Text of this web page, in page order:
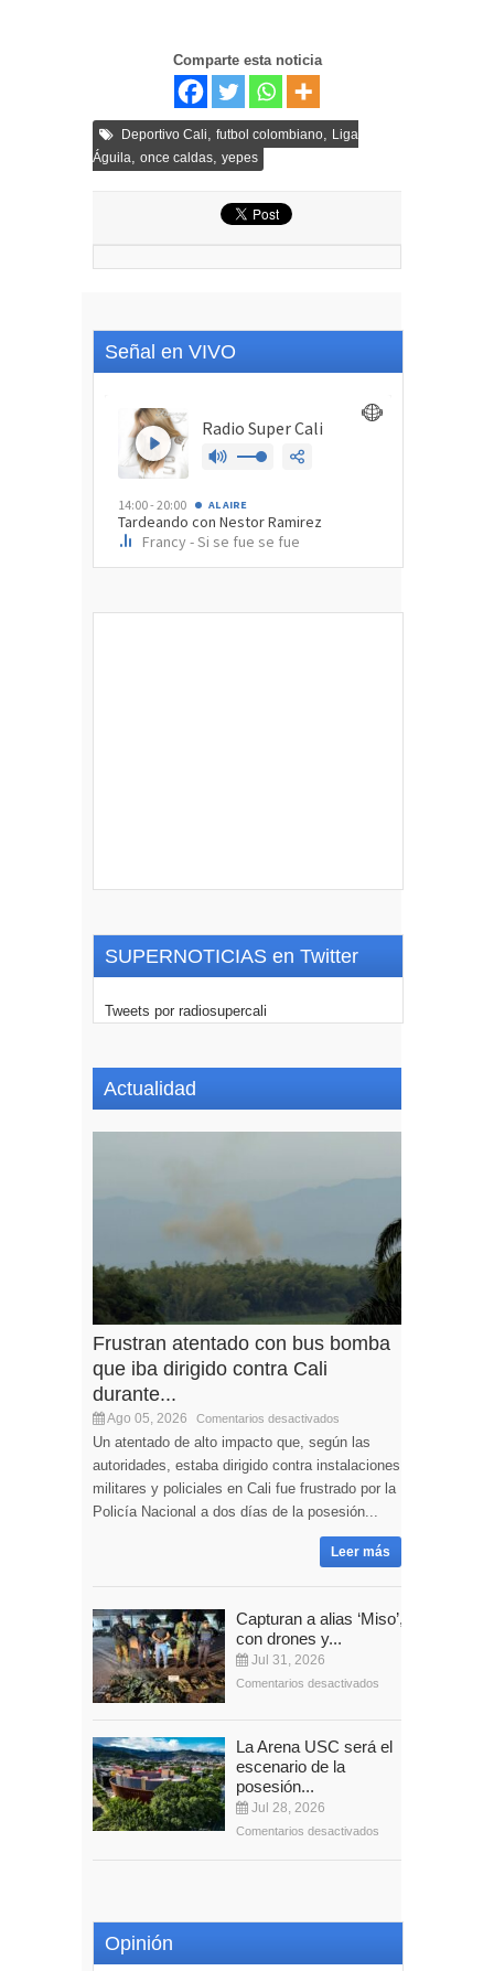
Comparte esta noticia
Deportivo Cali futbol colombiano
Liga
Águila
once caldas yepes
Señal en VIVO
SUPERNOTICIAS en Twitter
Tweets por radiosupercali
Actualidad
Frustran atentado con bus bomba
que iba dirigido contra Cali
durante...
Ago 05, 2026 Comentarios desactivados
Un atentado de alto impacto que, según las
autoridades, estaba dirigido contra instalaciones
militares y policiales en Cali fue frustrado por la
Policía Nacional a dos días de la posesión...
Leer más
Capturan a alias ‘Miso’,
con drones y...
Jul 31, 2026
Comentarios desactivados
La Arena USC será el
escenario de la
posesión...
Jul 28, 2026
Comentarios desactivados
Opinión